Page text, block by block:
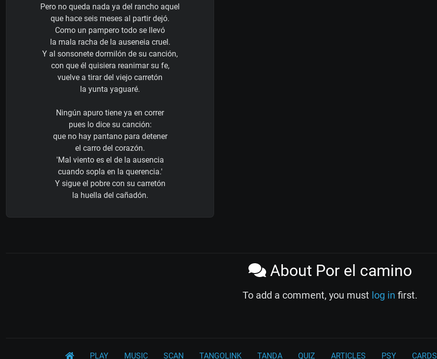
Pero no queda nada ya del rancho aquel
que hace seis meses al partir dejó.
Como un pampero todo se llevó
la mala racha de la auseneia cruel.
Y al sonsonete dormilón de su canción,
con que él quisiera reanimar su fe,
vuelve a tirar del viejo carretón
la yunta yaguaré.
Ningún apuro tiene ya en correr
pues lo dice su canción:
que no hay pantano para detener
el carro del corazón.
'Mal viento es el de la ausencia
cuando sopla en la querencia.'
Y sigue el pobre con su carretón
la huella del cañadón.
About Por el camino
To add a comment, you must log in first.
PLAY MUSIC SCAN TANGOLINK TANDA QUIZ ARTICLES PSY CARDS